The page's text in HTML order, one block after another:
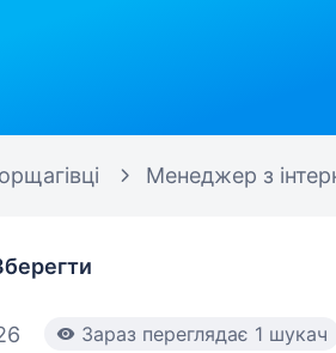
Менеджер з
Зараз переглядає 1 шукач